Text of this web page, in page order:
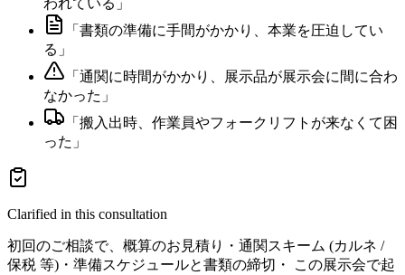
われている 」
「 書類の準備に手間がかかり、本業を圧迫してい
る 」
「 通関に時間がかかり、展示品が展示会に間に合わ
なかった 」
「 搬入出時、作業員やフォークリフトが来なくて困
った 」
Clarified in this consultation
初回のご相談で、概算のお見積り・通関スキーム (カルネ /
保税 等)・準備スケジュールと書類の締切・ この展示会で起